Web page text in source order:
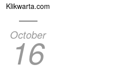
Klikwarta.com
October
16